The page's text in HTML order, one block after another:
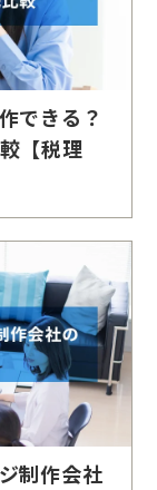
できる？
【税理
制作会社